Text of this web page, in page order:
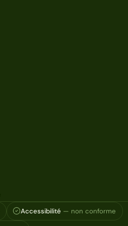
Accessibilité — non conforme